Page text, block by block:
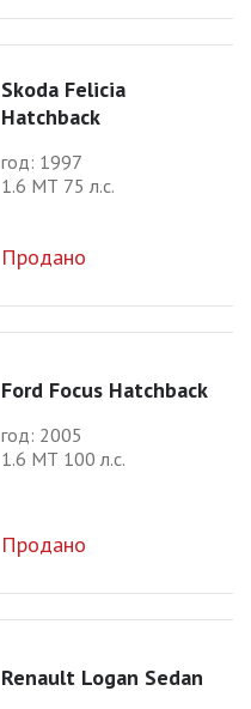
Skoda Felicia
Hatchback
год: 1997
1.6 МТ 75 л.с.
Продано
Ford Focus Hatchback
год: 2005
1.6 МТ 100 л.с.
Продано
Renault Logan Sedan